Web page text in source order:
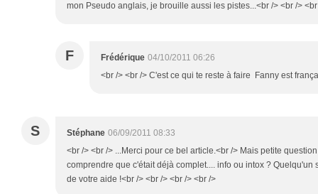
mon Pseudo anglais, je brouille aussi les pistes...<br /> <br />
F Frédérique 04/10/2011 06:26
<br /> <br /> C'est ce qui te reste à faire Fanny est
S Stéphane 06/09/2011 08:33
<br /> <br /> ...Merci pour ce bel article.<br /> Mais petite
comprendre que c'était déjà complet.... info ou intox ? Quelqu'un
de votre aide !<br /> <br /> <br /> <br />